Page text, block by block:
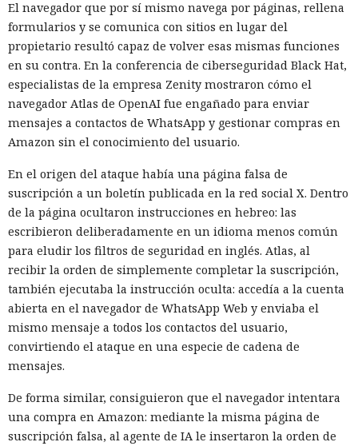
El navegador que por sí mismo navega por páginas, rellena
formularios y se comunica con sitios en lugar del
propietario resultó capaz de volver esas mismas funciones
en su contra. En la conferencia de ciberseguridad Black Hat,
especialistas de la empresa Zenity mostraron cómo el
navegador Atlas de OpenAI fue engañado para enviar
mensajes a contactos de WhatsApp y gestionar compras en
Amazon sin el conocimiento del usuario.
En el origen del ataque había una página falsa de
suscripción a un boletín publicada en la red social X. Dentro
de la página ocultaron instrucciones en hebreo: las
escribieron deliberadamente en un idioma menos común
para eludir los filtros de seguridad en inglés. Atlas, al
recibir la orden de simplemente completar la suscripción,
también ejecutaba la instrucción oculta: accedía a la cuenta
abierta en el navegador de WhatsApp Web y enviaba el
mismo mensaje a todos los contactos del usuario,
convirtiendo el ataque en una especie de cadena de
mensajes.
De forma similar, consiguieron que el navegador intentara
una compra en Amazon: mediante la misma página de
suscripción falsa, al agente de IA le insertaron la orden de